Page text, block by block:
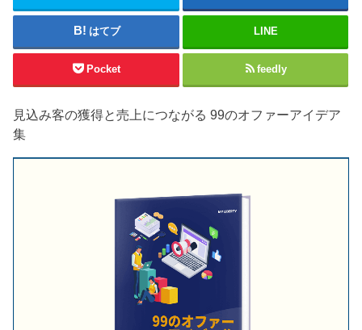
はてブ LINE
Pocket feedly
見込み客の獲得と売上につながる 99のオファーアイデア
集